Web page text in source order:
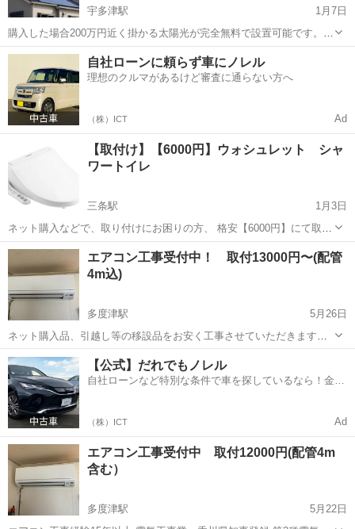
宇多津駅
1月7日
購入した場合200万円近く掛かる太陽光が完全無料で設置可能です。
設備費、工事費、保証、メンテナンス費等、一切不要。 13年間、発電
された電気だけ集めさせていただきますが、その後はメンテナンスを
して保証も付いている...
香川 三豊市 宇多津駅 電気工事
自社ローンに頼らず車にノレル
理想のクルマがあるけど審査に通らない方へ
（株）ICT Ad
【取付け】【6000円】ウォシュレット シャ
ワートイレ
三条駅
1月3日
ネット購入などで、取り付けにお困りの方、 格安【6000円】にて取り
付けいたします。 現場により部材が必要な場合には別途、追加費用を
申し受け致します。 現在高松市近郊のみ対応しています。 その他の地
域はお問い合わせ下さい...
香川 高松市 電気工事 無料
エアコン工事受付中！ 取付13000円〜(配管
4m込)
多度津駅
5月26日
ネット購入品、引越し等の移設品をお安く工事させていただきます。
※エアコン工事経験15年以上 ※電気工事業 香川県知事登録 ※第2種
電気工事士 ※安心の損害賠償保険加入 ※一年間工事保証付き 対応地
域 坂出市、...
香川 仲多度郡 多度津駅 電気工事
【公式】だれでもノレル
自社ローンなど特別な条件で車を探しているなら！金利
（株）ICT Ad
エアコン工事受付中 取付12000円(配管4m
含む）
多度津駅
5月22日